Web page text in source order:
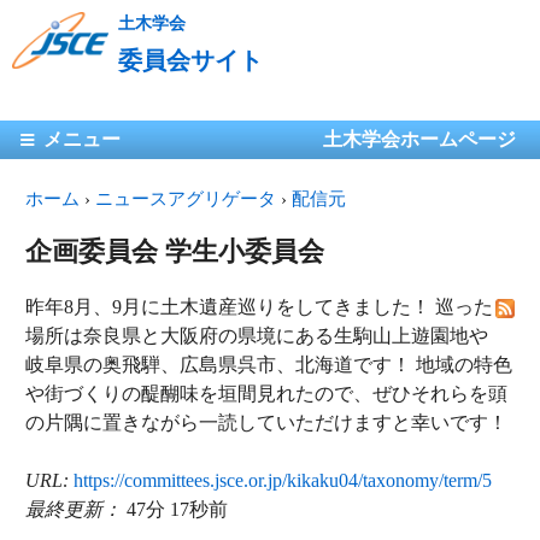
メ
イ
ン
ン
に
動
土木学会
委員会サイト
メニュー
メインメニュー 土木学会ホームページ
現在地
ホーム › ニュースアグリゲータ › 配信元
企画委員会 学生小委員会
昨年8月、9月に土木遺産巡りをしてきました！ 巡った
場所は奈良県と大阪府の県境にある生駒山上遊園地や
岐阜県の奥飛騨、広島県呉市、北海道です！ 地域の特色
や街づくりの醍醐味を垣間見れたので、ぜひそれらを頭
の片隅に置きながら一読していただけますと幸いです！
URL: https://committees.jsce.or.jp/kikaku04/taxonomy/term/5
最終更新： 47分 17秒前